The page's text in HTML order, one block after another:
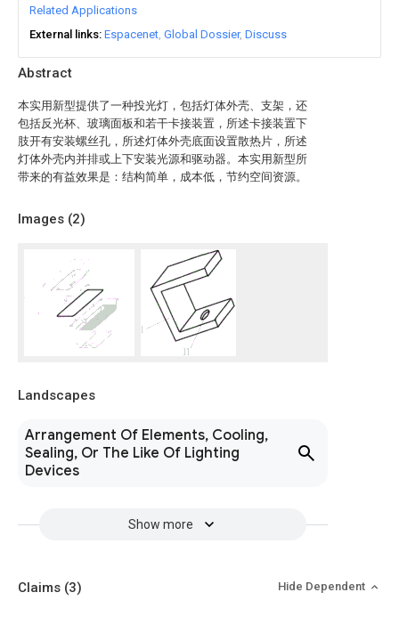
Abstract
本实用新型提供了一种投光灯，包括灯体外壳、支架，还
包括反光杯、玻璃面板和若干卡接装置，所述卡接装置下
肢开有安装螺丝孔，所述灯体外壳底面设置散热片，所述
灯体外壳内并排或上下安装光源和驱动器。本实用新型所
带来的有益效果是：结构简单，成本低，节约空间资源。
Images (2)
Landscapes
Arrangement Of Elements, Cooling,
Sealing, Or The Like Of Lighting
Devices
Show more
Related Applications
External links Espacenet Global Dossier Discuss
Claims (3) Hide Dependent